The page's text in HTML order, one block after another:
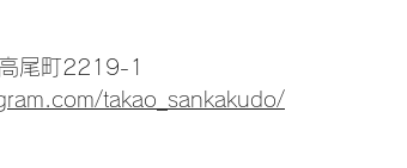
尾町2219-1
takao_sankakudo/